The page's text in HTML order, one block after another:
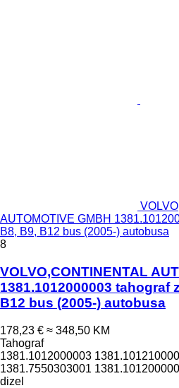
AUTOMOTIVE GMBH
B8, B9, B12 bus (2005-) autobusa
8
VOLVO,CONTINENTAL
1381.1012000003 tahograf
B12 bus (2005-) autobusa
178,23 € ≈ 348,50 KM
Tahograf
1381.1012000003
1381.7550303001
dizel